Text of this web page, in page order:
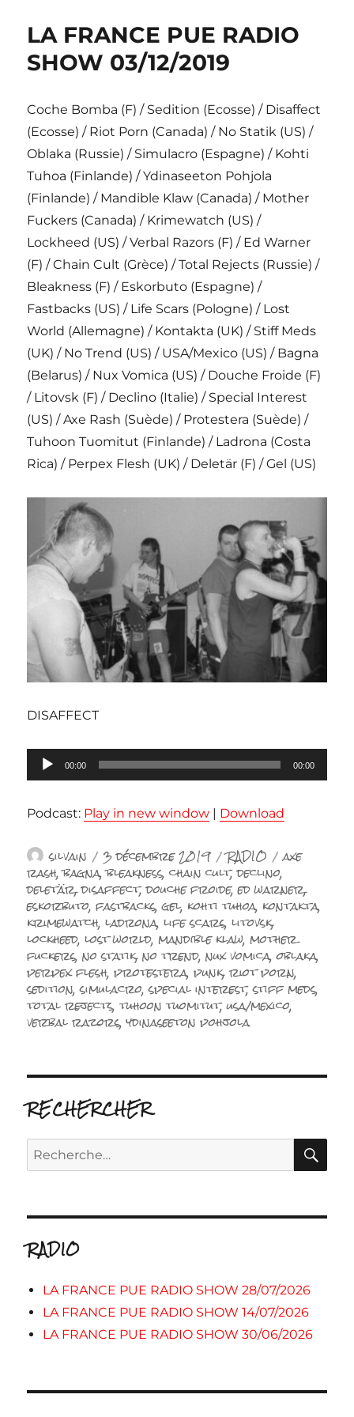
LA FRANCE PUE RADIO
SHOW 03/12/2019
Coche Bomba (F) / Sedition (Ecosse) / Disaffect
(Ecosse) / Riot Porn (Canada) / No Statik (US) /
Oblaka (Russie) / Simulacro (Espagne) / Kohti
Tuhoa (Finlande) / Ydinaseeton Pohjola
(Finlande) / Mandible Klaw (Canada) / Mother
Fuckers (Canada) / Krimewatch (US) /
Lockheed (US) / Verbal Razors (F) / Ed Warner
(F) / Chain Cult (Grèce) / Total Rejects (Russie) /
Bleakness (F) / Eskorbuto (Espagne) /
Fastbacks (US) / Life Scars (Pologne) / Lost
World (Allemagne) / Kontakta (UK) / Stiff Meds
(UK) / No Trend (US) / USA/Mexico (US) / Bagna
(Belarus) / Nux Vomica (US) / Douche Froide (F)
/ Litovsk (F) / Declino (Italie) / Special Interest
(US) / Axe Rash (Suède) / Protestera (Suède) /
Tuhoon Tuomitut (Finlande) / Ladrona (Costa
Rica) / Perpex Flesh (UK) / Deletär (F) / Gel (US)
DISAFFECT
Lecteur
audio
00:00 00:00
Podcast: Play in new window | Download
Auteur
silvain Publié
le
3 décembre 2019 Catégories
RADIO Étiquettes
axe
rash,bagna,bleakness,chain cult,declino,
deletär,disaffect,douche froide,ed warner,
eskorbuto,fastbacks,gel, kohti tuhoa, kontakta,
krimewatch,ladrona,life scars,litovsk,
lockheed,lost world,mandible klaw,mother
fuckers,no statik,no trend,nux vomica,oblaka,
perpex flesh,protestera,punk,riot porn,
sedition,simulacro,special interest,stiff meds,
total rejects,tuhoon tuomitut,usa/mexico,
verbal razors,ydinaseeton pohjola
RECHERCHER
Recherche
pour :
RADIO
LA FRANCE PUE RADIO SHOW 28/07/2026
LA FRANCE PUE RADIO SHOW 14/07/2026
LA FRANCE PUE RADIO SHOW 30/06/2026